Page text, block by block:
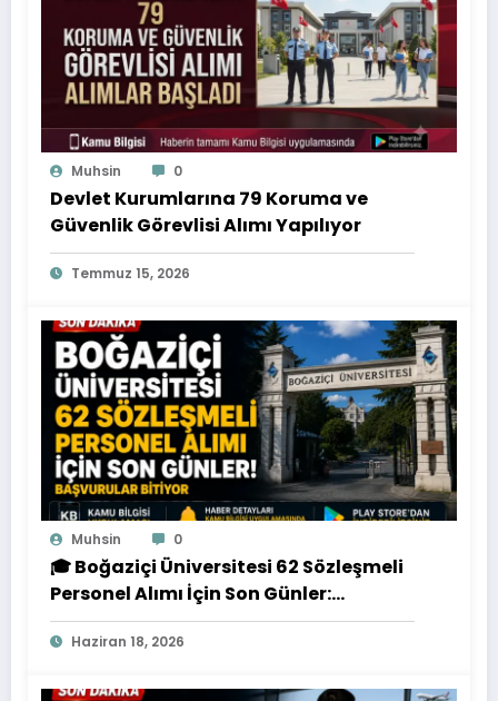
Muhsin 0
Devlet Kurumlarına 79 Koruma ve
Güvenlik Görevlisi Alımı Yapılıyor
Temmuz 15, 2026
Muhsin 0
🎓 Boğaziçi Üniversitesi 62 Sözleşmeli
Personel Alımı İçin Son Günler:
Başvurular Bitiyor
Haziran 18, 2026